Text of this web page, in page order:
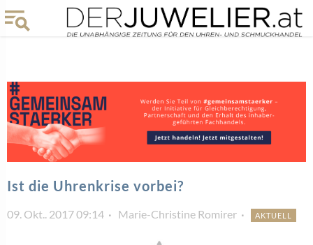
Ist die Uhrenkrise vorbei?
09. Okt.. 2017 09:14 Marie-Christine Romirer AKTUELL